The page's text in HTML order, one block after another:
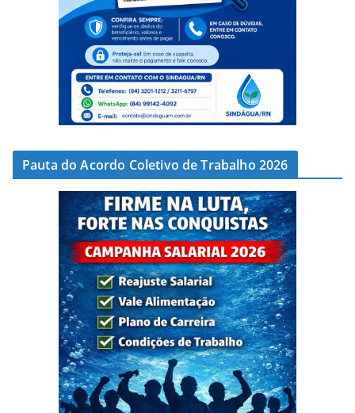
Pauta do Acordo Coletivo de Trabalho 2026